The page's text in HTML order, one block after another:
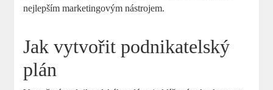
nejlepším marketingovým nástrojem.
Jak vytvořit podnikatelský
plán